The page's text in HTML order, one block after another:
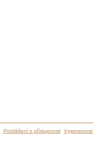
Prohlášení o přístupnosti Vygeneroval